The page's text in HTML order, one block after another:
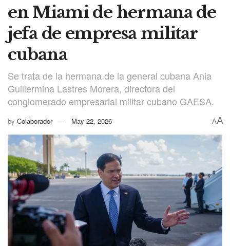
en Miami de hermana de
jefa de empresa militar
cubana
Se trata de la hermana de la general cubana Ania
Guillermina Lastres Morera, directora del
conglomerado empresarial militar cubano GAESA.
by Colaborador May 22, 2026 AA